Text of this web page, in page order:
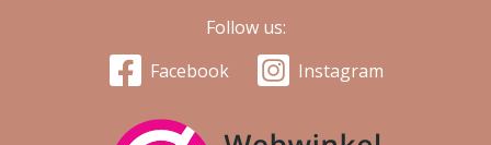
Follow us:
Facebook
Instagram